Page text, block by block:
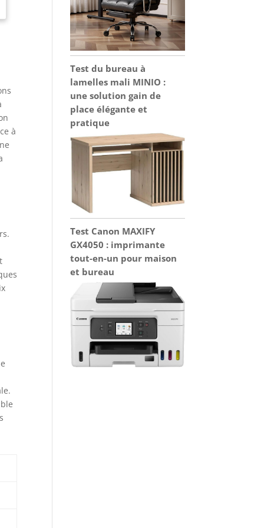
à
Test du bureau à
lamelles mali MINIO :
une solution gain de
place élégante et
pratique
Test Canon MAXIFY
GX4050 : imprimante
tout-en-un pour maison
et bureau